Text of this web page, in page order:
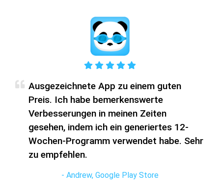
Ausgezeichnete App zu einem guten
Preis. Ich habe bemerkenswerte
Verbesserungen in meinen Zeiten
gesehen, indem ich ein generiertes 12-
Wochen-Programm verwendet habe. Sehr
zu empfehlen.
- Andrew, Google Play Store